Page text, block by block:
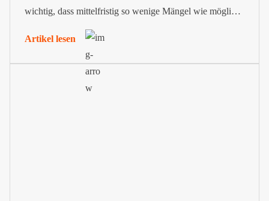
wichtig, dass mittelfristig so wenige Mängel wie möglich
auftreten. Aus diesem Grund sieht die VOB
Gewährleistungsfristen vor. Sie bestimmen den Zeitraum
nach der Abnahme, in dem dein Unternehmen für
Artikel lesen